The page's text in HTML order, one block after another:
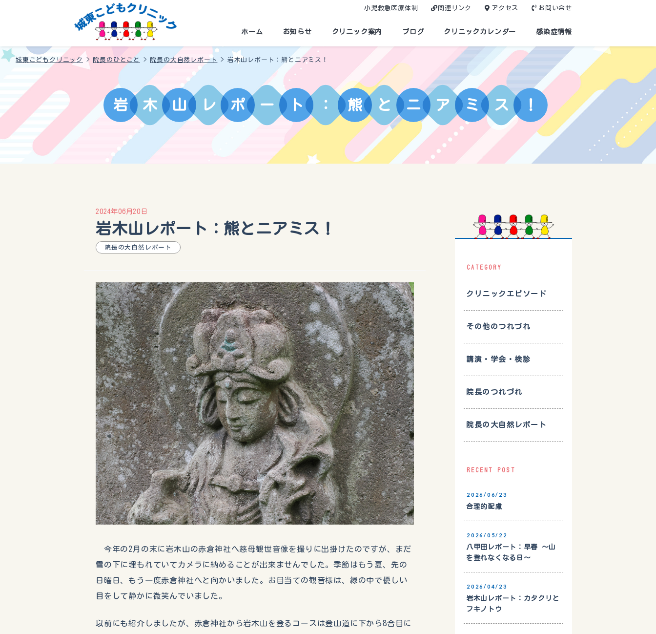
小児救急医療体制 関連リンク アクセス お問い合せ
ホーム お知らせ クリニック案内 ブログ クリニックカレンダー 感染症情報
城東こどもクリニック > 院長のひとこと > 院長の大自然レポート > 岩木山レポート：熊とニアミス！
岩 木 山 レ ポ ー ト ： 熊 と ニ ア ミ ス ！
2024年06月20日
岩木山レポート：熊とニアミス！
院長の大自然レポート
今年の2月の末に岩木山の赤倉神社へ慈母観世音像を撮りに出掛けたのですが、まだ
雪の下に埋もれていてカメラに納めることが出来ませんでした。季節はもう夏、先の
日曜日、もう一度赤倉神社へと向かいました。お目当ての観音様は、緑の中で優しい
目をして静かに微笑んでいました。
以前にも紹介しましたが、赤倉神社から岩木山を登るコースは登山道に下から8合目に
CATEGORY
クリニックエピソード
その他のつれづれ
講演・学会・検診
院長のつれづれ
院長の大自然レポート
RECENT POST
2026/06/23
合理的配慮
2026/05/22
八甲田レポート：早春 〜山
を登れなくなる日〜
2026/04/23
岩木山レポート：カタクリと
フキノトウ